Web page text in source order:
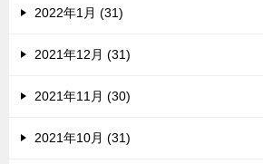
2022年1月 (31)
2021年12月 (31)
2021年11月 (30)
2021年10月 (31)